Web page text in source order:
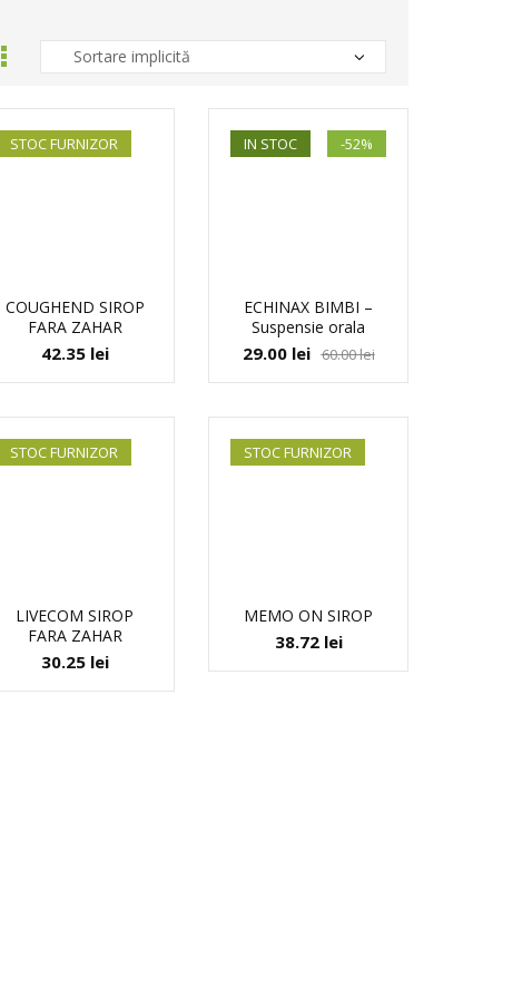
STOC FURNIZOR
COUGHEND SIROP
FARA ZAHAR
42.35 lei
-52%
IN STOC
ECHINAX BIMBI –
Suspensie orala
60.00lei
29.00 lei
STOC FURNIZOR
LIVECOM SIROP
FARA ZAHAR
30.25 lei
STOC FURNIZOR
MEMO ON SIROP
38.72 lei